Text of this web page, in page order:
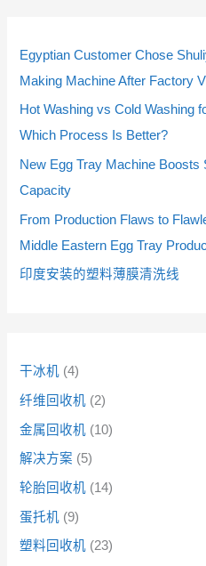
Egyptian Customer Chose
Making Machine After Factory
Hot Washing vs Cold Washing
Which Process Is Better?
New Egg Tray Machine Boosts
Capacity
From Production Flaws to
Middle Eastern Egg Tray
印度安装的塑料薄膜清洗线
干冰机 4
个
产
品
纤维回收机 2
个
产
品
金属回收机 10
0
个
产
品
解决方案 5
个
产
品
轮胎回收机 14
4
个
产
品
蛋托机 9
个
产
品
塑料回收机 23
3
个
产
品
个
产
品
个
产
品
个
产
品
个
产
品
0
个
产
品
个
产
品
4
个
产
品
个
产
品
3
个
产
品
个
产
品
个
产
品